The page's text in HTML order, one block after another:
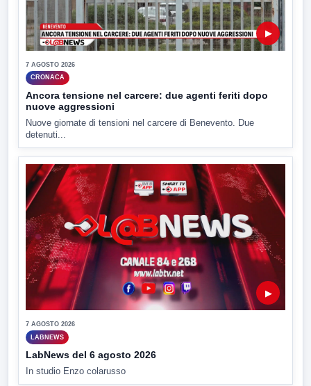
▶
7 AGOSTO 2026
CRONACA
Ancora tensione nel carcere: due agenti feriti dopo
nuove aggressioni
Nuove giornate di tensioni nel carcere di Benevento. Due
detenuti...
▶
7 AGOSTO 2026
LABNEWS
LabNews del 6 agosto 2026
In studio Enzo colarusso